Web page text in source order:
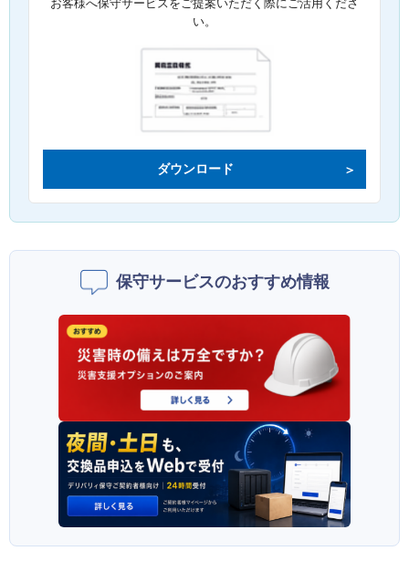
お客様へ保守サービスをご提案いただく際にご活用くださ
い。
ダウンロード
保守サービスのおすすめ情報